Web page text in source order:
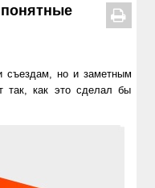
съездам, но и заметным
так, как это сделал бы